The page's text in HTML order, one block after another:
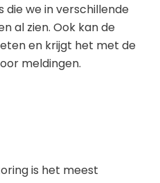
we in verschillende
al zien. Ook kan de
en krijgt het met de
meldingen.
is het meest